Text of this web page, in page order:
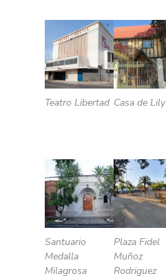
Teatro Libertad Casa de Lily
Santuario
Medalla
Milagrosa
Plaza Fidel
Muñoz
Rodriguez